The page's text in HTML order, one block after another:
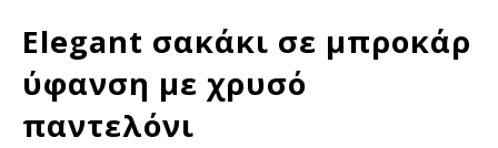
Elegant σακάκι σε μπροκάρ
ύφανση με χρυσό
παντελόνι